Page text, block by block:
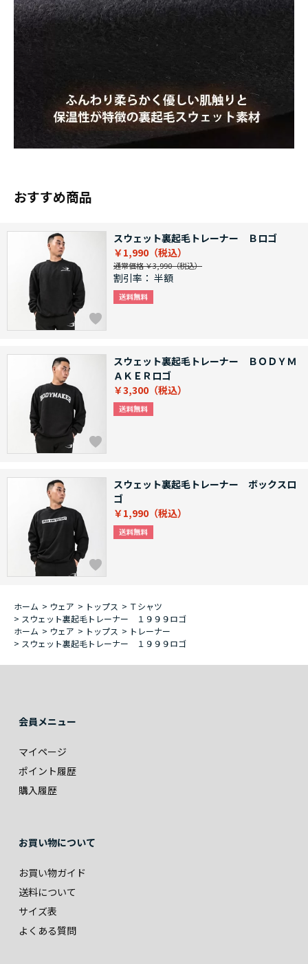
おすすめ商品
スウェット裏起毛トレーナー Ｂロゴ
￥1,990
通常価格 ￥3,990
割引率： 半額
スウェット裏起毛トレーナー ＢＯＤＹＭ
ＡＫＥＲロゴ
￥3,300
スウェット裏起毛トレーナー ボックスロ
ゴ
￥1,990
ホーム > ウェア > トップス > Ｔシャツ
> スウェット裏起毛トレーナー １９９９ロゴ
ホーム > ウェア > トップス > トレーナー
> スウェット裏起毛トレーナー １９９９ロゴ
会員メニュー
マイページ
ポイント履歴
購入履歴
お買い物について
お買い物ガイド
送料について
サイズ表
よくある質問